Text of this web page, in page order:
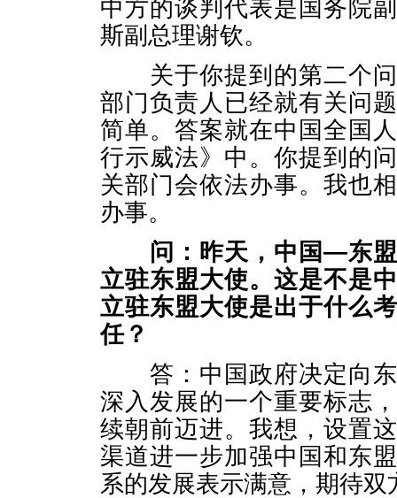
中方的谈判代表是国务院
斯副总理谢钦。
关于你提到的第二个问
部门负责人已经就有关问
简单。答案就在中国全国
行示威法》中。你提到的
关部门会依法办事。我也
办事。
问：昨天，中国—东
立驻东盟大使。这是不是
立驻东盟大使是出于什么
任？
答：中国政府决定向东
深入发展的一个重要标志
续朝前迈进。我想，设置
渠道进一步加强中国和东
系的发展表示满意，期待